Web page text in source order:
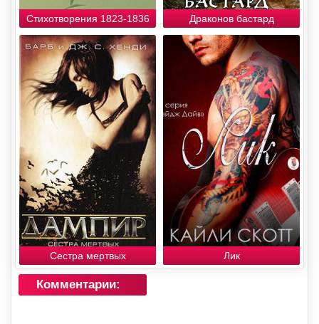
Стихотворения 1823-1836 Драконов бастард
Сестра мертвых Лик
Комментарии: